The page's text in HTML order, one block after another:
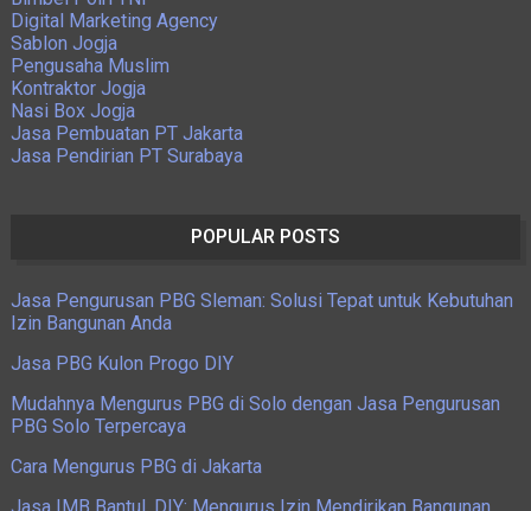
Digital Marketing Agency
Sablon Jogja
Pengusaha Muslim
Kontraktor Jogja
Nasi Box Jogja
Jasa Pembuatan PT Jakarta
Jasa Pendirian PT Surabaya
POPULAR POSTS
Jasa Pengurusan PBG Sleman: Solusi Tepat untuk Kebutuhan
Izin Bangunan Anda
Jasa PBG Kulon Progo DIY
Mudahnya Mengurus PBG di Solo dengan Jasa Pengurusan
PBG Solo Terpercaya
Cara Mengurus PBG di Jakarta